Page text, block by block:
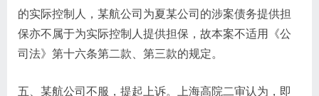
的实际控制人，某航公司为夏某公司的涉案债务提供担
保亦不属于为实际控制人提供担保，故本案不适用《公
司法》第十六条第二款、第三款的规定。
五、某航公司不服，提起上诉。上海高院二审认为，即